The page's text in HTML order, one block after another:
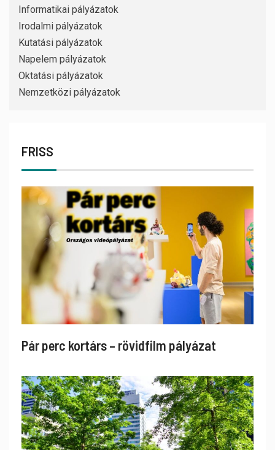
Informatikai pályázatok
Irodalmi pályázatok
Kutatási pályázatok
Napelem pályázatok
Oktatási pályázatok
Nemzetközi pályázatok
FRISS
Pár perc kortárs – rövidfilm pályázat